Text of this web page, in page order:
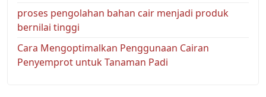
proses pengolahan bahan cair menjadi produk
bernilai tinggi
Cara Mengoptimalkan Penggunaan Cairan
Penyemprot untuk Tanaman Padi